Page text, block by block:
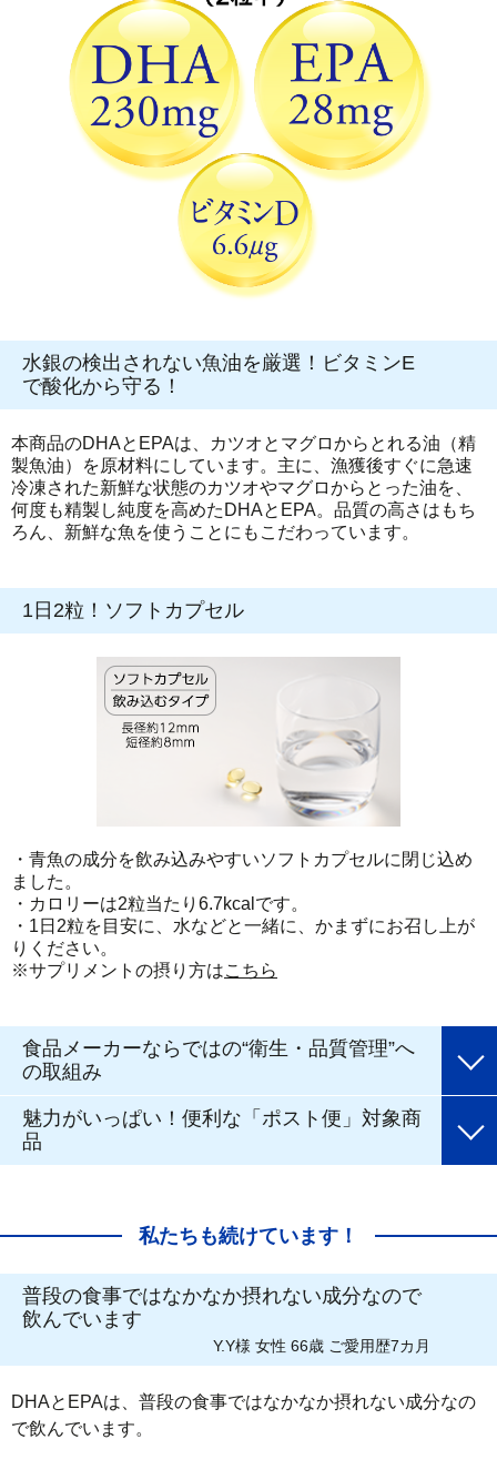
水銀の検出されない魚油を厳選！ビタミンE
で酸化から守る！
本商品のDHAとEPAは、カツオとマグロからとれる油（精
製魚油）を原材料にしています。主に、漁獲後すぐに急速
冷凍された新鮮な状態のカツオやマグロからとった油を、
何度も精製し純度を高めたDHAとEPA。品質の高さはもち
ろん、新鮮な魚を使うことにもこだわっています。
1日2粒！ソフトカプセル
・青魚の成分を飲み込みやすいソフトカプセルに閉じ込め
ました。
・カロリーは2粒当たり6.7kcalです。
・1日2粒を目安に、水などと一緒に、かまずにお召し上が
りください。
※サプリメントの摂り方はこちら
食品メーカーならではの“衛生・品質管理”へ
の取組み
魅力がいっぱい！便利な「ポスト便」対象商
品
私たちも続けています！
普段の食事ではなかなか摂れない成分なので
飲んでいます
Y.Y様 女性 66歳 ご愛用歴7カ月
DHAとEPAは、普段の食事ではなかなか摂れない成分なの
で飲んでいます。